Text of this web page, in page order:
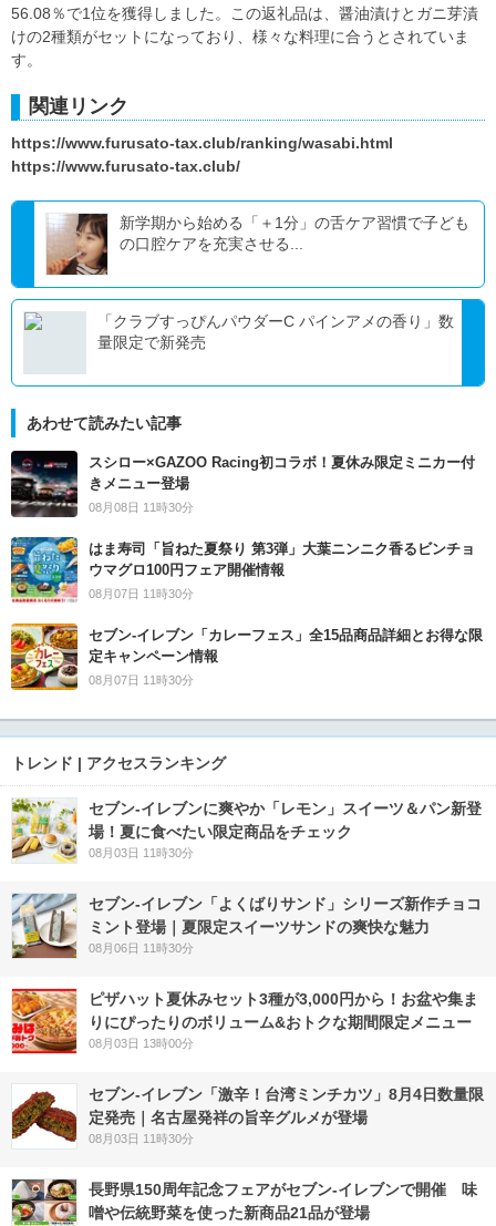
56.08％で1位を獲得しました。この返礼品は、醤油漬けとガニ芽漬
けの2種類がセットになっており、様々な料理に合うとされていま
す。
関連リンク
https://www.furusato-tax.club/ranking/wasabi.html
https://www.furusato-tax.club/
新学期から始める「＋1分」の舌ケア習慣で子ども
の口腔ケアを充実させる...
「クラブすっぴんパウダーC パインアメの香り」数
量限定で新発売
あわせて読みたい記事
スシロー×GAZOO Racing初コラボ！夏休み限定ミニカー付
きメニュー登場
08月08日 11時30分
はま寿司「旨ねた夏祭り 第3弾」大葉ニンニク香るビンチョ
ウマグロ100円フェア開催情報
08月07日 11時30分
セブン‐イレブン「カレーフェス」全15品商品詳細とお得な限
定キャンペーン情報
08月07日 11時30分
トレンド | アクセスランキング
セブン‐イレブンに爽やか「レモン」スイーツ＆パン新登
場！夏に食べたい限定商品をチェック
08月03日 11時30分
セブン‐イレブン「よくばりサンド」シリーズ新作チョコ
ミント登場｜夏限定スイーツサンドの爽快な魅力
08月06日 11時30分
ピザハット夏休みセット3種が3,000円から！お盆や集ま
りにぴったりのボリューム&おトクな期間限定メニュー
08月03日 13時00分
セブン-イレブン「激辛！台湾ミンチカツ」8月4日数量限
定発売｜名古屋発祥の旨辛グルメが登場
08月03日 11時30分
長野県150周年記念フェアがセブン-イレブンで開催 味
噌や伝統野菜を使った新商品21品が登場